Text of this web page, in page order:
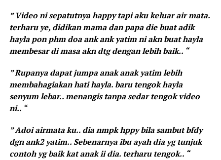
” Video ni sepatutnya happy tapi aku keluar air mata.
terharu ye, didikan mama dan papa die buat adik
hayla pon phm doa ank ank yatim ni akn buat hayla
membesar di masa akn dtg dengan lebih baik.. “
” Rupanya dapat jumpa anak anak yatim lebih
membahagiakan hati hayla. baru tengok hayla
senyum lebar.. menangis tanpa sedar tengok video
ni.. “
” Adoi airmata ku.. dia nmpk hppy bila sambut bfdy
dgn ank2 yatim.. Sebenarnya ibu ayah dia yg tunjuk
contoh yg baik kat anak ii dia. terharu tengok.. “